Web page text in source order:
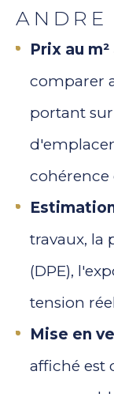
ANDRE
Prix au
comparer
portant
cohérence
travaux, la
(DPE),
tension
Mise en
affiché est